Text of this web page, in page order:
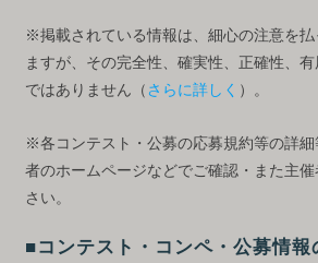
※掲載されている情報は、細心の注意を払
ますが、その完全性、確実性、正確性、
ではありません（ さらに詳しく ）。
※各コンテスト・公募の応募規約等の詳
者のホームページなどでご確認・また主
さい。
■コンテスト・コンペ・公募情報